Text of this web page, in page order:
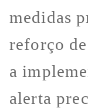
medidas
reforço
a
alerta